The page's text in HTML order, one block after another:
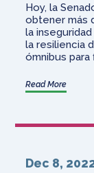
Hoy, la
obtener más
la
la resiliencia
ómnibus para
Read More
Dec 8,